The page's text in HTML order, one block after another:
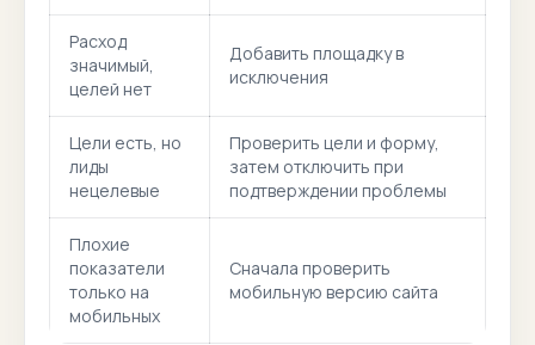
Расход
значимый,
целей нет
Добавить площадку в
исключения
Цели есть, но
лиды
нецелевые
Проверить цели и форму,
затем отключить при
подтверждении проблемы
Плохие
показатели
только на
мобильных
Сначала проверить
мобильную версию сайта